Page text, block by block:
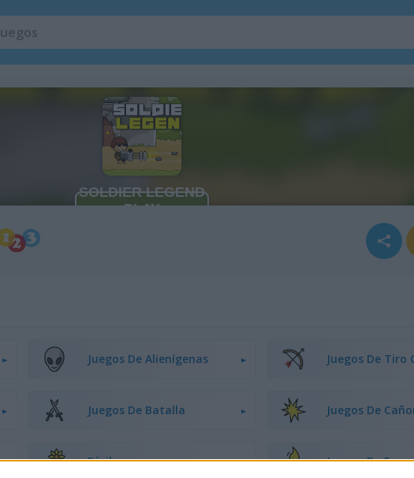
Juegos De Alienígenas Juegos De Tiro
Juegos De Batalla Juegos De
Fáciles Juegos De